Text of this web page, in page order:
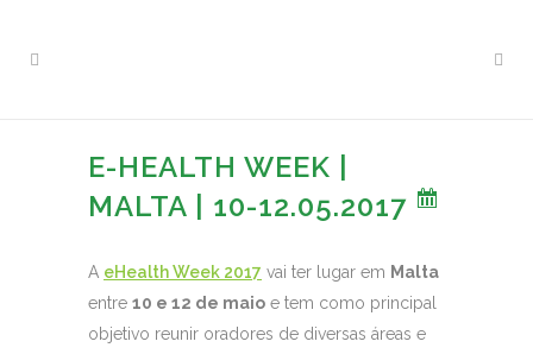
E-HEALTH WEEK |
MALTA | 10-12.05.2017
A eHealth Week 2017 vai ter lugar em Malta
entre 10 e 12 de maio e tem como principal
objetivo reunir oradores de diversas áreas e